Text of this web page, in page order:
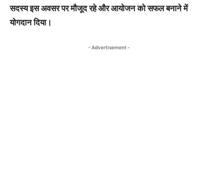
सदस्य इस अवसर पर मौजूद रहे और आयोजन को सफल बनाने में
योगदान दिया।
- Advertisement -